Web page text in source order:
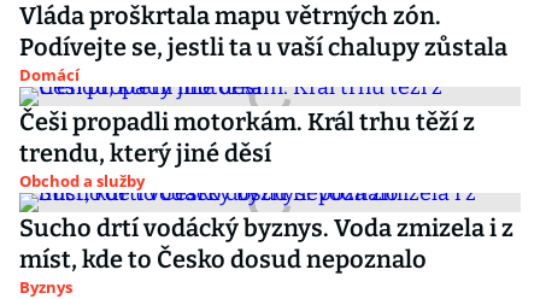
Vláda proškrtala mapu větrných zón.
Podívejte se, jestli ta u vaší chalupy zůstala
Domácí
Češi propadli motorkám. Král trhu těží z
trendu, který jiné děsí
Obchod a služby
Sucho drtí vodácký byznys. Voda zmizela i z
míst, kde to Česko dosud nepoznalo
Byznys